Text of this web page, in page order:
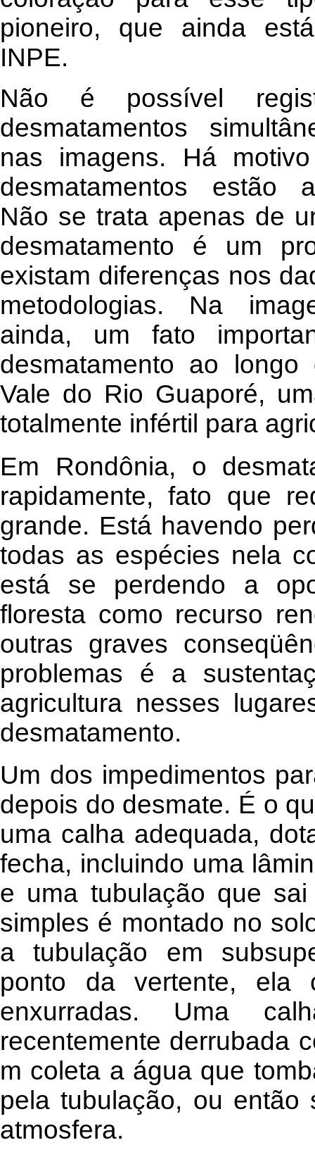
pioneiro, que ainda
INPE.
Não é possível
desmatamentos
nas imagens. Há
desmatamentos estão
Não se trata apenas de
desmatamento é um
existam diferenças nos
metodologias. Na
ainda, um fato
desmatamento ao
Vale do Rio Guaporé,
totalmente infértil para
Em Rondônia, o
rapidamente, fato que
grande. Está havendo
todas as espécies nela
está se perdendo a
floresta como recurso
outras graves
problemas é a
agricultura nesses
desmatamento.
Um dos impedimentos
depois do desmate. É o
uma calha adequada,
fecha, incluindo uma
e uma tubulação que
simples é montado no
a tubulação em
ponto da vertente, ela
enxurradas. Uma
recentemente derrubada
m coleta a água que
pela tubulação, ou
atmosfera.